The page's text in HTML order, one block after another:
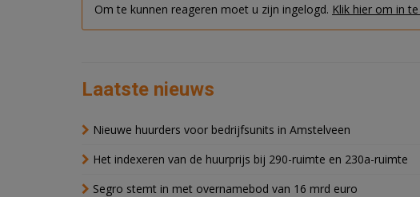
Om te kunnen reageren moet u zijn ingelogd. Klik hier om in
Laatste nieuws
Nieuwe huurders voor bedrijfsunits in Amstelveen
Het indexeren van de huurprijs bij 290-ruimte en 230a-ruimte
Segro stemt in met overnamebod van 16 mrd euro